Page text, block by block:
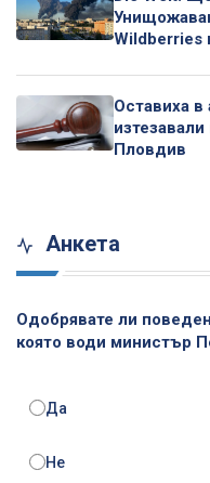
Wildberries
Оставиха
Пловдив
Анкета
Одобрявате ли
която води министър
Да
Не